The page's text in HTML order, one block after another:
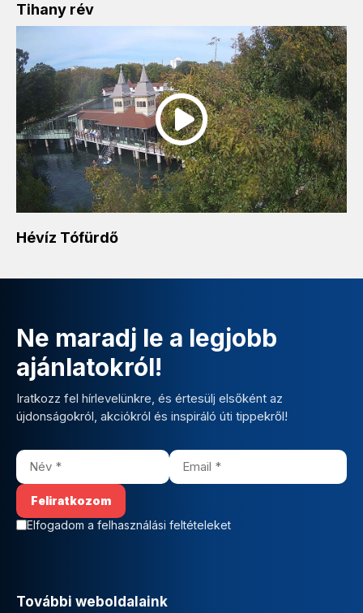
Tihany rév
Hévíz Tófürdő
Ne maradj le a legjobb
ajánlatokról!
Iratkozz fel hírlevelünkre, és értesülj elsőként az
újdonságokról, akciókról és inspiráló úti tippekről!
Elfogadom a felhasználási feltételeket
További weboldalaink